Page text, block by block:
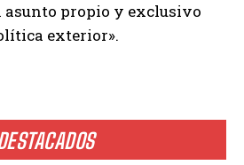
asunto propio y exclusivo
exterior».